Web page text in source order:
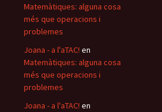
Matemàtiques: alguna cosa
més que operacions i
problemes
Joana - a l'aTAC! en
Matemàtiques: alguna cosa
més que operacions i
problemes
Joana - a l'aTAC! en